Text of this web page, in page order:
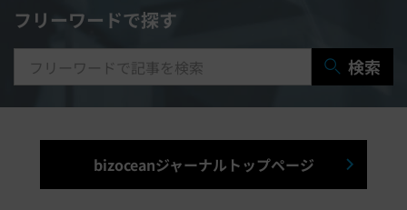
契約書レビューシステム
研修システム 受付システム
出張管理システム 賃貸管理システム
入退室管理システム 福利厚生システム
フリーワードで探す
検索
bizoceanジャーナルトップページ